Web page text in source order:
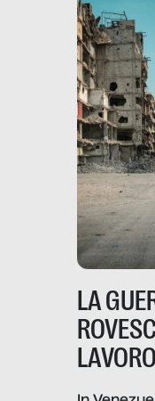
LA
LAVORO